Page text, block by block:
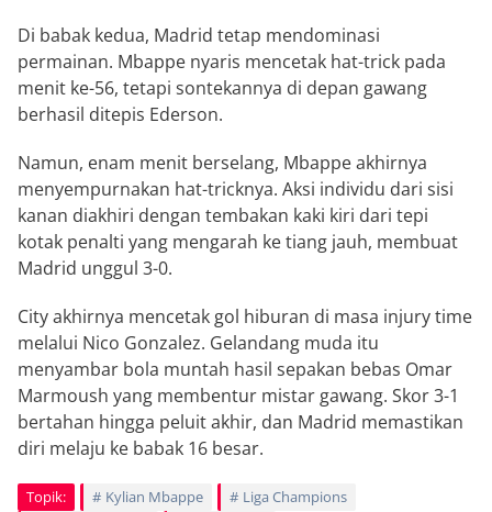
Di babak kedua, Madrid tetap mendominasi
permainan. Mbappe nyaris mencetak hat-trick pada
menit ke-56, tetapi sontekannya di depan gawang
berhasil ditepis Ederson.
Namun, enam menit berselang, Mbappe akhirnya
menyempurnakan hat-tricknya. Aksi individu dari sisi
kanan diakhiri dengan tembakan kaki kiri dari tepi
kotak penalti yang mengarah ke tiang jauh, membuat
Madrid unggul 3-0.
City akhirnya mencetak gol hiburan di masa injury time
melalui Nico Gonzalez. Gelandang muda itu
menyambar bola muntah hasil sepakan bebas Omar
Marmoush yang membentur mistar gawang. Skor 3-1
bertahan hingga peluit akhir, dan Madrid memastikan
diri melaju ke babak 16 besar.
Topik: Kylian Mbappe
Liga Champions